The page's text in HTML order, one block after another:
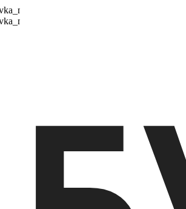
js/jquery-3.1.1.min.js
js/jquery-ui.min.js